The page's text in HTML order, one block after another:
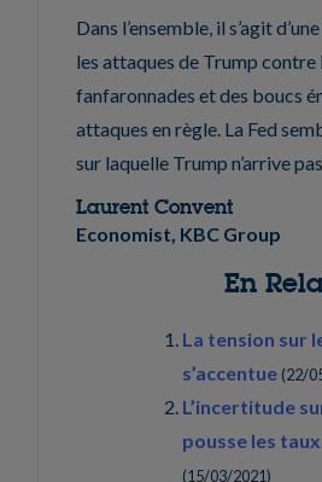
Dans l’ensemble, il s’agit
les attaques de Trump contre
fanfaronnades et des boucs
attaques en règle. La Fed
sur laquelle Trump n’arrive
Laurent Convent
Economist, KBC Group
En
La tension sur
s’accentue (22/
L’incertitude
pousse les
(15/03/2021)